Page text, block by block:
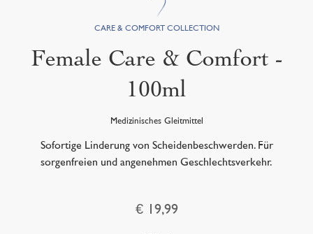
Female Care & Comfort -
100ml
Medizinisches Gleitmittel
Sofortige Linderung von Scheidenbeschwerden. Für
sorgenfreien und angenehmen Geschlechtsverkehr.
€ 19,99